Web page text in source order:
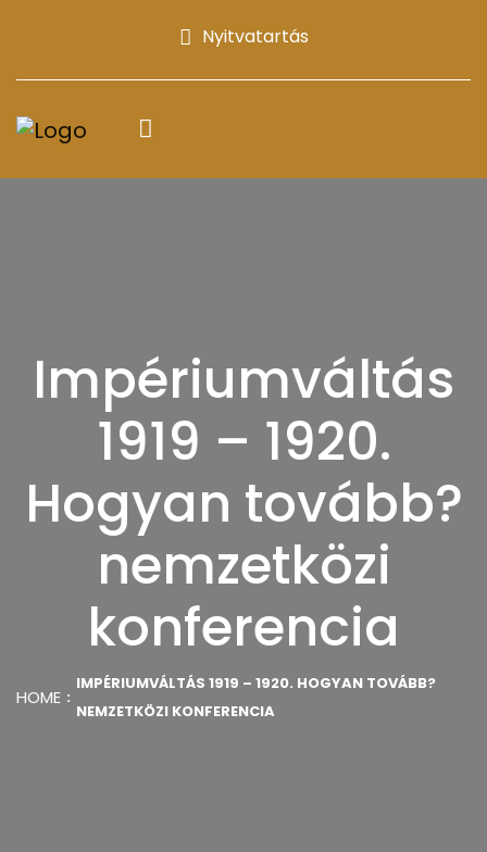
Nyitvatartás
Impériumváltás
1919 – 1920.
Hogyan tovább?
nemzetközi
konferencia
HOME
IMPÉRIUMVÁLTÁS 1919 – 1920. HOGYAN TOVÁBB?
NEMZETKÖZI KONFERENCIA